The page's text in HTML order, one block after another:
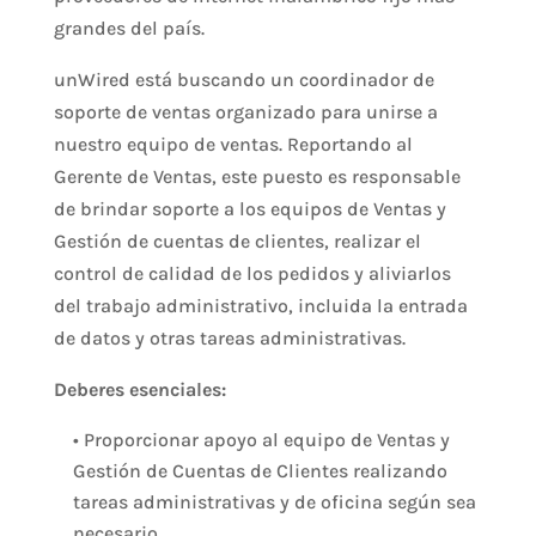
grandes del país.
unWired está buscando un coordinador de
soporte de ventas organizado para unirse a
nuestro equipo de ventas. Reportando al
Gerente de Ventas, este puesto es responsable
de brindar soporte a los equipos de Ventas y
Gestión de cuentas de clientes, realizar el
control de calidad de los pedidos y aliviarlos
del trabajo administrativo, incluida la entrada
de datos y otras tareas administrativas.
Deberes esenciales:
• Proporcionar apoyo al equipo de Ventas y
Gestión de Cuentas de Clientes realizando
tareas administrativas y de oficina según sea